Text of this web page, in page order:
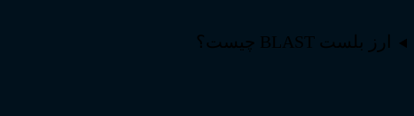
ارز بلست BLAST چیست؟